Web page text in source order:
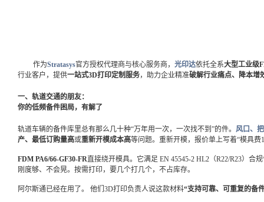
作为Stratasys官方授权代理商与核心服务商， 光印达依托全系大型工业级
行业客户，提供一站式3D打印定制服务，助力企业精准破解行业痛点、降本增
一、轨道交通的朋友：
你的低频备件困局，有解了
轨道车辆的备件库里总有那么几十种“万年用一次，一次找不到”的件。 风口、
产、最低订购量高或重新开模成本高等问题。重新开模，报价单上写着“模具
FDM PA6/66-GF30-FR直接绕开模具。它满足 EN 45545-2 HL2（R22/R23）合
刚度够、不会晃。按需打印，要几个打几个，不占库存。
阿尔斯通已经在用了。 他们3D打印负责人说这款材料“支持可靠、可重复的备